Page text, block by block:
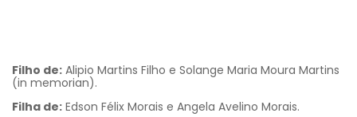
Filho de: Alipio Martins Filho e Solange Maria Moura Martins
(in memorian).
Filha de: Edson Félix Morais e Angela Avelino Morais.